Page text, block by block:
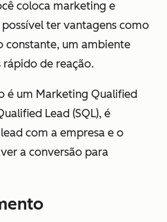
coloca marketing e
ter vantagens como
constante, um ambiente
de reação.
é um Marketing Qualified
Lead (SQL), é
com a empresa e o
a conversão para